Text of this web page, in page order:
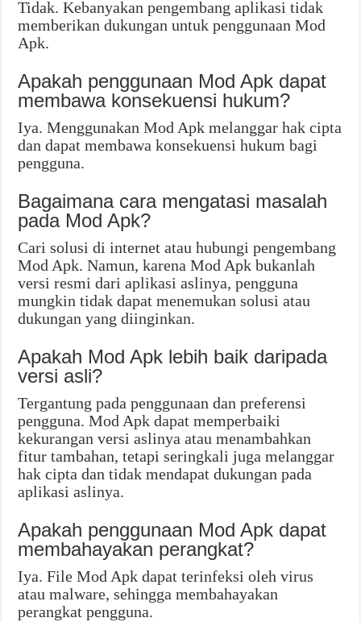
Tidak. Kebanyakan pengembang aplikasi tidak
memberikan dukungan untuk penggunaan Mod
Apk.
Apakah penggunaan Mod Apk dapat
membawa konsekuensi hukum?
Iya. Menggunakan Mod Apk melanggar hak cipta
dan dapat membawa konsekuensi hukum bagi
pengguna.
Bagaimana cara mengatasi masalah
pada Mod Apk?
Cari solusi di internet atau hubungi pengembang
Mod Apk. Namun, karena Mod Apk bukanlah
versi resmi dari aplikasi aslinya, pengguna
mungkin tidak dapat menemukan solusi atau
dukungan yang diinginkan.
Apakah Mod Apk lebih baik daripada
versi asli?
Tergantung pada penggunaan dan preferensi
pengguna. Mod Apk dapat memperbaiki
kekurangan versi aslinya atau menambahkan
fitur tambahan, tetapi seringkali juga melanggar
hak cipta dan tidak mendapat dukungan pada
aplikasi aslinya.
Apakah penggunaan Mod Apk dapat
membahayakan perangkat?
Iya. File Mod Apk dapat terinfeksi oleh virus
atau malware, sehingga membahayakan
perangkat pengguna.